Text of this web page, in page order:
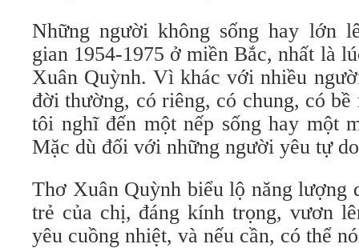
Những người không sống hay lớn
gian 1954-1975 ở miền Bắc, nhất là
Xuân Quỳnh. Vì khác với nhiều
đời thường, có riêng, có chung, có
tôi nghĩ đến một nếp sống hay một
Mặc dù đối với những người yêu tự
Thơ Xuân Quỳnh biểu lộ năng lượng
trẻ của chị, đáng kính trọng, vươn
yêu cuồng nhiệt, và nếu cần, có thể